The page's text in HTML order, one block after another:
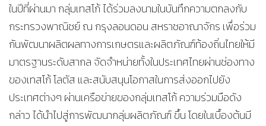
​ในปีที่ผ่านมา กลุ่มเทสโก้ ได้ร่วมลงนามในบันทึกความตกลงกับ
กระทรวงพาณิชย์ ณ กรุงลอนดอน สหราชอาณาจักร เพื่อร่วม
กันพัฒนาผลิตผลทางการเกษตรและผลิตภัณฑ์ท้องถิ่นไทยให้มี
มาตรฐานระดับสากล จัดจำหน่ายทั้งในประเทศไทยผ่านช่องทาง
ของเทสโก้ โลตัส และสนับสนุนโอกาสในการส่งออกไปยัง
ประเทศต่างๆ ผ่านเครือข่ายของกลุ่มเทสโก้ ความร่วมมือดัง
กล่าว ได้นำไปสู่การพัฒนากลุ่มผลิตภัณฑ์ ขึ้น โดยในเบื้องต้นมี